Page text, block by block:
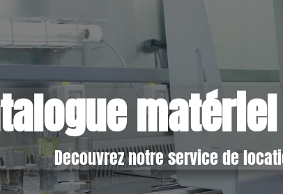
Decouvrez notre service de